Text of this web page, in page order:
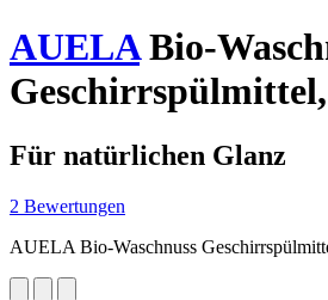
AUELABio-
Für natürlichen Glanz
2 Bewertungen
AUELA Bio-Waschnuss